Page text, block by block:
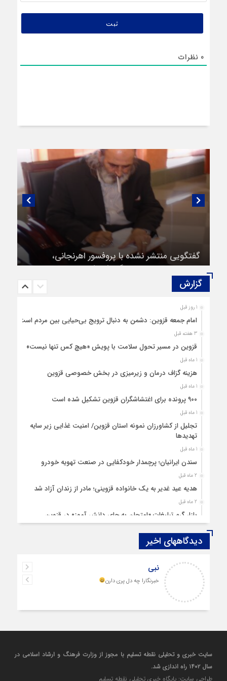
0 نظرات
گفتگویی منتشر نشده با پروفسور اهرنجانی،
صاحب نظریه سه‌ شاخگی (۳C)
گزارش‌
1 روز قبل
امام جمعه قزوین: دشمن به دنبال ترویج بی‌حیایی بین مردم است
3 هفته قبل
قزوین در مسیر تحول سلامت با پویش «هیچ‌ کس تنها نیست»
1 ماه قبل
هزینه‌ گزاف درمان و زیرمیزی در بخش خصوصی قزوین
1 ماه قبل
۹۰۰ پرونده برای اغتشاشگران قزوین تشکیل شده است
1 ماه قبل
تجلیل از کشاورزان نمونه استان قزوین/ امنیت غذایی زیر سایه
تهدیدها
1 ماه قبل
سندن ایرانیان؛ پرچمدار خودکفایی در صنعت تهویه خودرو
2 ماه قبل
هدیه عید غدیر به یک خانواده قزوینی؛ مادر از زندان آزاد شد
2 ماه قبل
بازار گرم تبلیغات «امتحان به جای دانش‌ آموز» در قزوین
قزوین ۱۴۰۴، گام‌هایی در سایه چالش‌ها
چهارشنبه‌ سوری بی‌غوغا
مردم قزوین زیر آوار گرانی مسکن
ازدواج «فردین» و «زهرا» در قزوین، آغاز یک زندگی ساده
دیدگاههای اخیر
نبی
خبرنگارا چه دل پری دارن
سایت خبری و تحلیلی نقطه تسلیم با مجوز از وزارت فرهنگ و ارشاد اسلامی در
سال ۱۴۰۲ راه اندازی شد.
طراحی سایت: پایگاه خبری تحلیلی نقطه تسلیم